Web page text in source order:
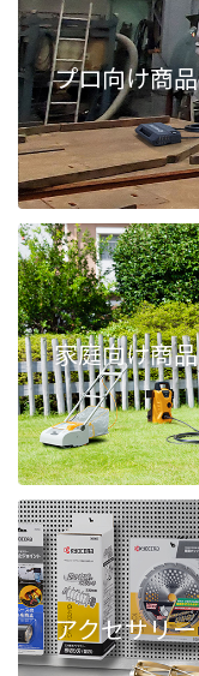
プロ向け商品
家庭向け商品
アクセサリー